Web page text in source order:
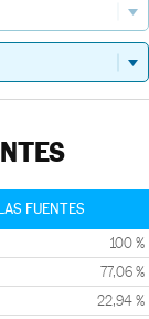
FUENTES
100 %
77,06 %
22,94 %